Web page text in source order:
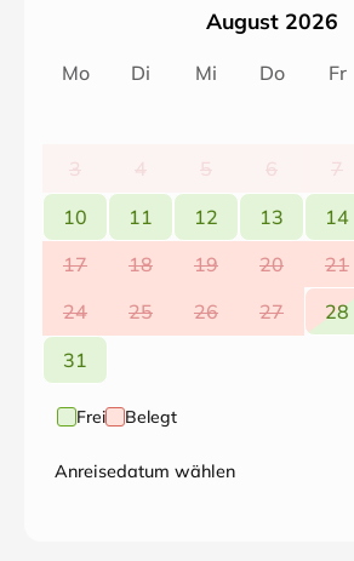
August 2026
Mo Di Mi Do Fr
3
4 5 6 7
10
11 12 13 14
17
18 19 20 21
24
25 26 27 28
31
Frei Belegt
Anreisedatum wählen